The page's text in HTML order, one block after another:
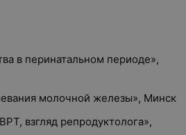
в перинатальном периоде»,
молочной железы», Минск
взгляд репродуктолога»,